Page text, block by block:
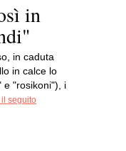
in
in caduta
in calce lo
e "rosikoni"), i
il seguito